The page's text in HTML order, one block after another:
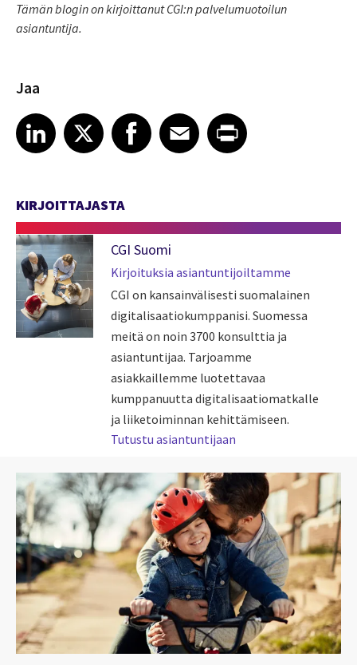
Tämän blogin on kirjoittanut CGI:n palvelumuotoilun
asiantuntija.
Jaa
Share article on LinkedIn
LinkedIn
Share article on XShare article on Facebook
Facebook
Share article on Email
EmailShare article on Print
KIRJOITTAJASTA
CGI Suomi
Kirjoituksia asiantuntijoiltamme
CGI on kansainvälisesti suomalainen
digitalisaatiokumppanisi. Suomessa
meitä on noin 3700 konsulttia ja
asiantuntijaa. Tarjoamme
asiakkaillemme luotettavaa
kumppanuutta digitalisaatiomatkalle
ja liiketoiminnan kehittämiseen.
Tutustu asiantuntijaan